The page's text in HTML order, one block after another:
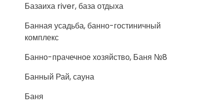
Базаиха river, база отдыха
Банная усадьба, банно-гостиничный
комплекс
Банно-прачечное хозяйство, Баня №8
Банный Рай, сауна
Баня